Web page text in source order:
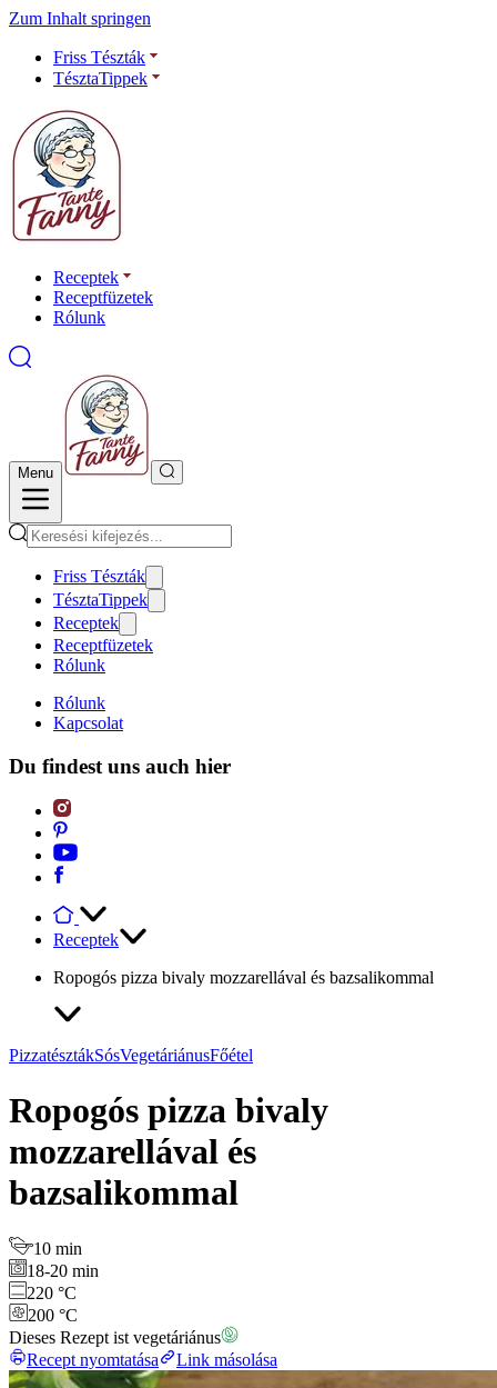
Zum Inhalt springen
Friss Tészták
TésztaTippek
Receptek
Receptfüzetek
Rólunk
Menu
Friss Tészták
TésztaTippek
Receptek
Receptfüzetek
Rólunk
Rólunk
Kapcsolat
Du findest uns auch hier
Receptek
Ropogós pizza bivaly mozzarellával és bazsalikommal
PizzatésztákSósVegetáriánusFőétel
Ropogós pizza bivaly
mozzarellával és
bazsalikommal
10 min
18-20 min
220 °C
200 °C
Dieses Rezept ist vegetáriánus
Recept nyomtatása
Link másolása